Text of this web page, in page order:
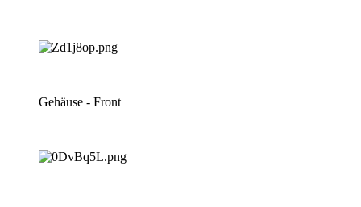
Gehäuse - Front